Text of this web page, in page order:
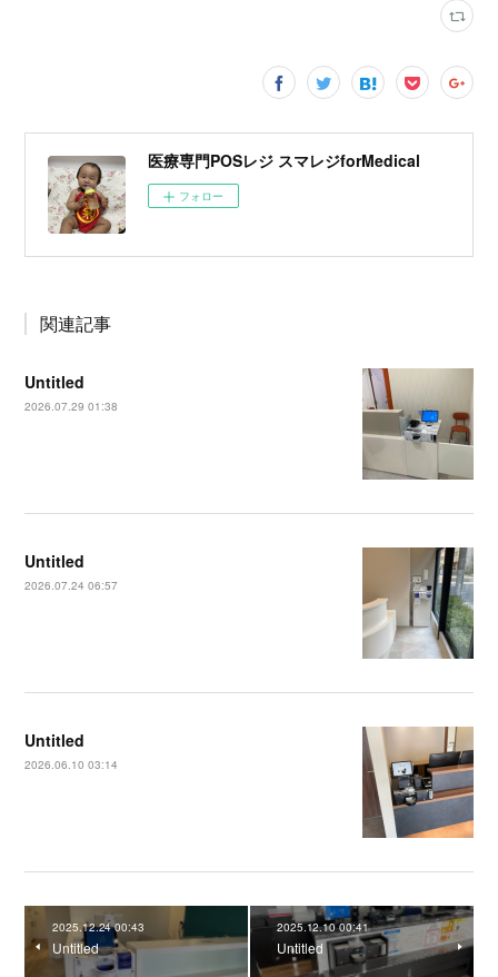
医療専門POSレジ スマレジforMedical
フォロー
関連記事
Untitled
2026.07.29 01:38
Untitled
2026.07.24 06:57
Untitled
2026.06.10 03:14
2025.12.24 00:43
Untitled
2025.12.10 00:41
Untitled